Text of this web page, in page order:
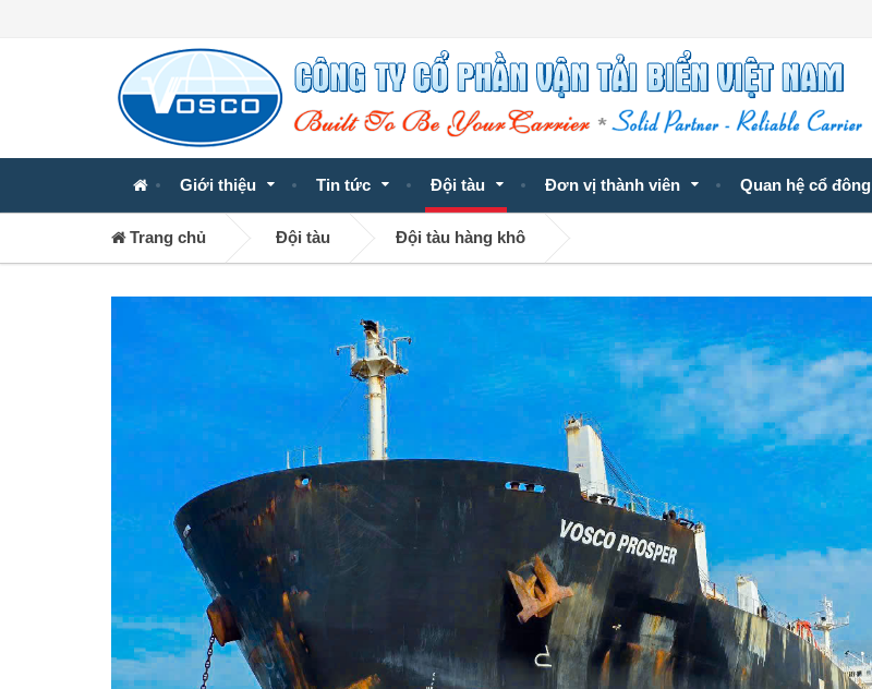
Giới thiệu Tin tức Đội tàu Đơn vị thành viên Quan hệ cổ đông
Trang chủ Đội tàu Đội tàu hàng khô